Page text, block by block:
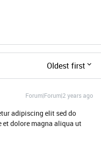
Oldest first
Forum|Forum|2 years ago
adipiscing elit sed do
dolore magna aliqua ut